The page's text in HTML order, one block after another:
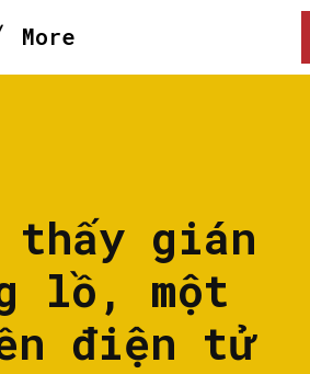
More
thấy gián
lồ, một
điện tử